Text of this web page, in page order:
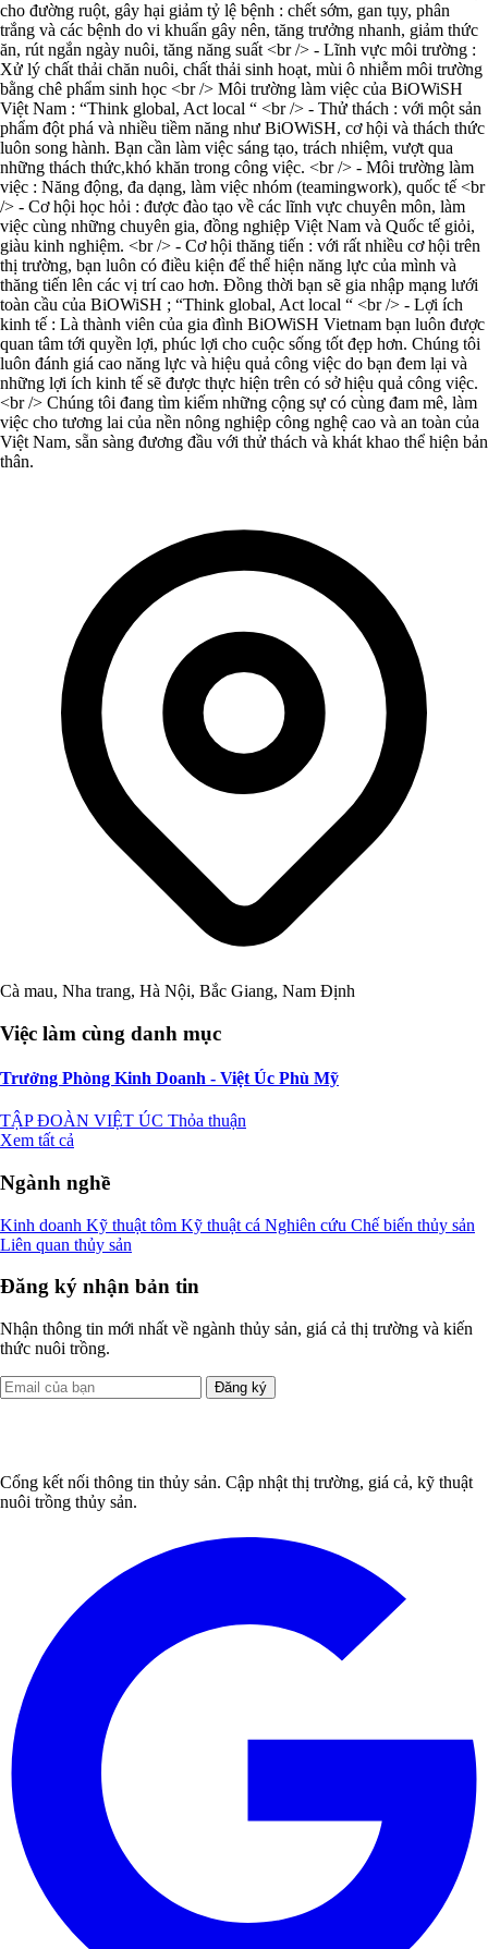
cho đường ruột, gây hại giảm tỷ lệ bệnh : chết sớm, gan tụy, phân
trắng và các bệnh do vi khuẩn gây nên, tăng trưởng nhanh, giảm thức
ăn, rút ngắn ngày nuôi, tăng năng suất <br /> - Lĩnh vực môi trường :
Xử lý chất thải chăn nuôi, chất thải sinh hoạt, mùi ô nhiễm môi trường
bằng chê phẩm sinh học <br /> Môi trường làm việc của BiOWiSH
Việt Nam : “Think global, Act local “ <br /> - Thử thách : với một sản
phẩm đột phá và nhiều tiềm năng như BiOWiSH, cơ hội và thách thức
luôn song hành. Bạn cần làm việc sáng tạo, trách nhiệm, vượt qua
những thách thức,khó khăn trong công việc. <br /> - Môi trường làm
việc : Năng động, đa dạng, làm việc nhóm (teamingwork), quốc tế <br
/> - Cơ hội học hỏi : được đào tạo về các lĩnh vực chuyên môn, làm
việc cùng những chuyên gia, đồng nghiệp Việt Nam và Quốc tế giỏi,
giàu kinh nghiệm. <br /> - Cơ hội thăng tiến : với rất nhiều cơ hội trên
thị trường, bạn luôn có điều kiện để thể hiện năng lực của mình và
thăng tiến lên các vị trí cao hơn. Đồng thời bạn sẽ gia nhập mạng lưới
toàn cầu của BiOWiSH ; “Think global, Act local “ <br /> - Lợi ích
kinh tế : Là thành viên của gia đình BiOWiSH Vietnam bạn luôn được
quan tâm tới quyền lợi, phúc lợi cho cuộc sống tốt đẹp hơn. Chúng tôi
luôn đánh giá cao năng lực và hiệu quả công việc do bạn đem lại và
những lợi ích kinh tế sẽ được thực hiện trên có sở hiệu quả công việc.
<br /> Chúng tôi đang tìm kiếm những cộng sự có cùng đam mê, làm
việc cho tương lai của nền nông nghiệp công nghệ cao và an toàn của
Việt Nam, sẵn sàng đương đầu với thử thách và khát khao thể hiện bản
thân.
Cà mau, Nha trang, Hà Nội, Bắc Giang, Nam Định
Việc làm cùng danh mục
Trưởng Phòng Kinh Doanh - Việt Úc Phù Mỹ
TẬP ĐOÀN VIỆT ÚC Thỏa thuận
Xem tất cả
Ngành nghề
Kinh doanh Kỹ thuật tôm Kỹ thuật cá Nghiên cứu Chế biến thủy sản
Liên quan thủy sản
Đăng ký nhận bản tin
Nhận thông tin mới nhất về ngành thủy sản, giá cả thị trường và kiến
thức nuôi trồng.
Đăng ký
Cổng kết nối thông tin thủy sản. Cập nhật thị trường, giá cả, kỹ thuật
nuôi trồng thủy sản.